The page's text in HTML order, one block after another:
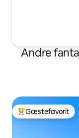
Andre
Bedste
Gæstefavorit